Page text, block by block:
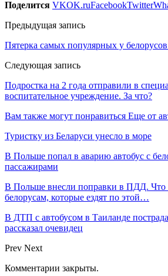
Поделится VKOK.ruFacebookTwitter
Предыдущая запись
Пятерка самых популярных у
Следующая запись
Подростка на 2 года отправили в
воспитательное учреждение. За что?
Вам также могут понравиться Еще от
Туристку из Беларуси унесло в море
В Польше попал в аварию автобус с
пассажирами
В Польше внесли поправки в ПДД. Что
белорусам, которые ездят по этой…
В ДТП с автобусом в Таиланде
рассказал очевидец
Prev Next
Комментарии закрыты.